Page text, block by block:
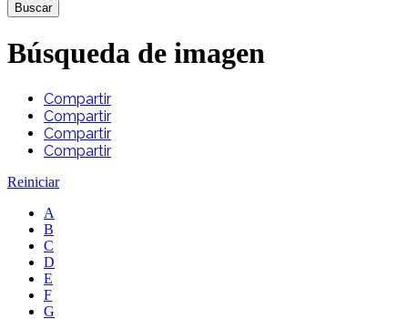
Buscar
Búsqueda de imagen
Compartir
Compartir
Compartir
Compartir
Reiniciar
A
B
C
D
E
F
G